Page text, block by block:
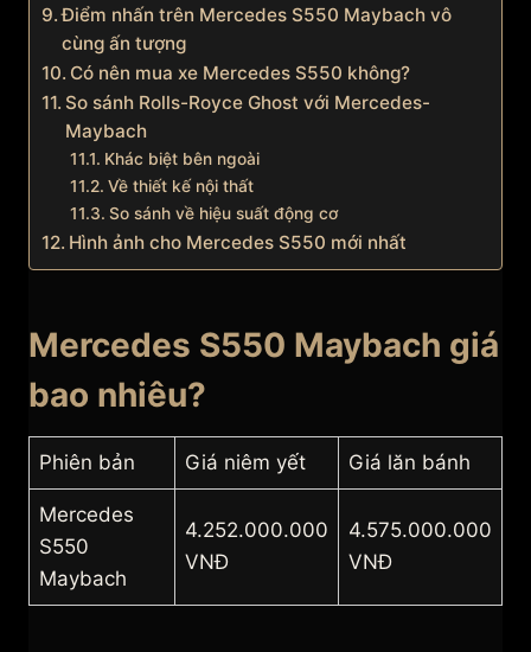
Điểm nhấn trên Mercedes S550 Maybach vô
cùng ấn tượng
Có nên mua xe Mercedes S550 không?
So sánh Rolls-Royce Ghost với Mercedes-
Maybach
Khác biệt bên ngoài
Về thiết kế nội thất
So sánh về hiệu suất động cơ
Hình ảnh cho Mercedes S550 mới nhất
Mercedes S550 Maybach giá
bao nhiêu?
Phiên bản Giá niêm yết Giá lăn bánh
Mercedes
S550
Maybach
4.252.000.000
VNĐ
4.575.000.000
VNĐ